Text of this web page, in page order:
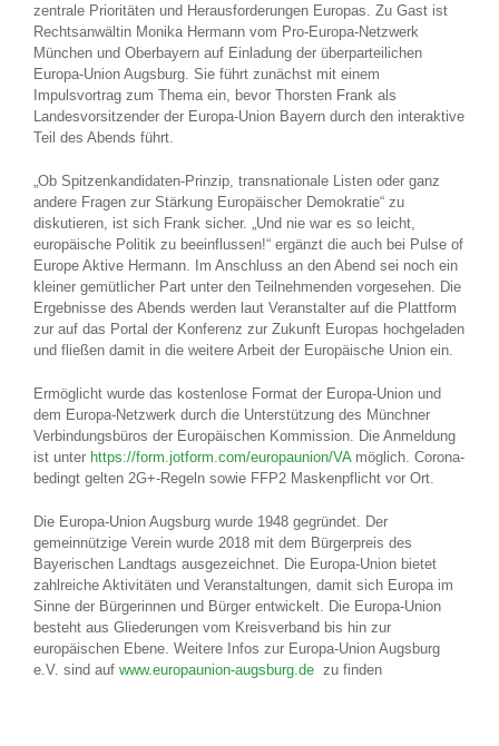
zentrale Prioritäten und Herausforderungen Europas. Zu Gast ist
Rechtsanwältin Monika Hermann vom Pro-Europa-Netzwerk
München und Oberbayern auf Einladung der überparteilichen
Europa-Union Augsburg. Sie führt zunächst mit einem
Impulsvortrag zum Thema ein, bevor Thorsten Frank als
Landesvorsitzender der Europa-Union Bayern durch den interaktive
Teil des Abends führt.
„Ob Spitzenkandidaten-Prinzip, transnationale Listen oder ganz
andere Fragen zur Stärkung Europäischer Demokratie“ zu
diskutieren, ist sich Frank sicher. „Und nie war es so leicht,
europäische Politik zu beeinflussen!“ ergänzt die auch bei Pulse of
Europe Aktive Hermann. Im Anschluss an den Abend sei noch ein
kleiner gemütlicher Part unter den Teilnehmenden vorgesehen. Die
Ergebnisse des Abends werden laut Veranstalter auf die Plattform
zur auf das Portal der Konferenz zur Zukunft Europas hochgeladen
und fließen damit in die weitere Arbeit der Europäische Union ein.
Ermöglicht wurde das kostenlose Format der Europa-Union und
dem Europa-Netzwerk durch die Unterstützung des Münchner
Verbindungsbüros der Europäischen Kommission. Die Anmeldung
ist unter https://form.jotform.com/europaunion/VAmöglich. Corona-
bedingt gelten 2G+-Regeln sowie FFP2 Maskenpflicht vor Ort.
Die Europa-Union Augsburg wurde 1948 gegründet. Der
gemeinnützige Verein wurde 2018 mit dem Bürgerpreis des
Bayerischen Landtags ausgezeichnet. Die Europa-Union bietet
zahlreiche Aktivitäten und Veranstaltungen, damit sich Europa im
Sinne der Bürgerinnen und Bürger entwickelt. Die Europa-Union
besteht aus Gliederungen vom Kreisverband bis hin zur
europäischen Ebene. Weitere Infos zur Europa-Union Augsburg
e.V. sind auf www.europaunion-augsburg.de zu finden